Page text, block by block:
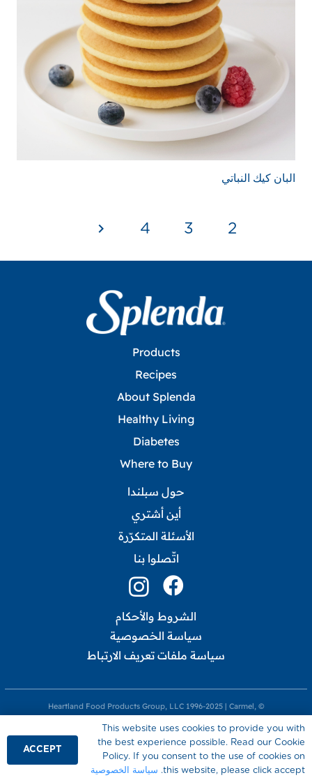
البان كيك النباتي
2
3
4
Products
Recipes
About Splenda
Healthy Living
Diabetes
Where to Buy
حول سبلندا
أين أشتري
الأسئلة المتكرّرة
اتّصلوا بنا
الشروط والأحكام
سياسة الخصوصية
سياسة ملفات تعريف الارتباط
© Heartland Food Products Group, LLC 1996-2025 | Carmel,
Food Products Group, LLC وهي المسؤولة وحدها عن محتواه.
الموقع مخصص للزوار من المملكة المتحدة.
This website uses cookies to provide you with
the best experience possible. Read our Cookie
Policy. If you consent to the use of cookies on
this website, please click accept.
سياسة الخصوصية
ACCEPT